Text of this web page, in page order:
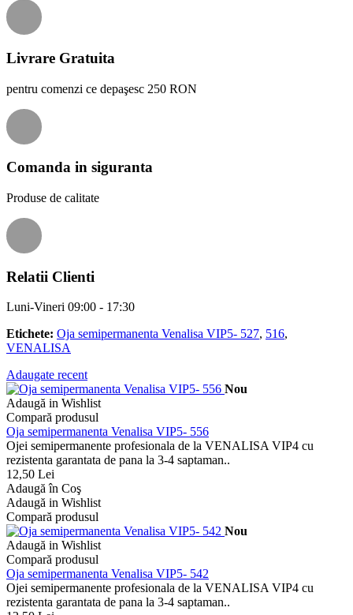
Livrare Gratuita
pentru comenzi ce depaşesc 250 RON
Comanda in siguranta
Produse de calitate
Relatii Clienti
Luni-Vineri 09:00 - 17:30
Etichete: Oja semipermanenta Venalisa VIP5- 527, 516,
VENALISA
Adaugate recent
Nou
Adaugă in Wishlist
Compară produsul
Oja semipermanenta Venalisa VIP5- 556
Ojei semipermanente profesionala de la VENALISA VIP4 cu
rezistenta garantata de pana la 3-4 saptaman..
12,50 Lei
Adaugă în Coş
Adaugă in Wishlist
Compară produsul
Nou
Adaugă in Wishlist
Compară produsul
Oja semipermanenta Venalisa VIP5- 542
Ojei semipermanente profesionala de la VENALISA VIP4 cu
rezistenta garantata de pana la 3-4 saptaman..